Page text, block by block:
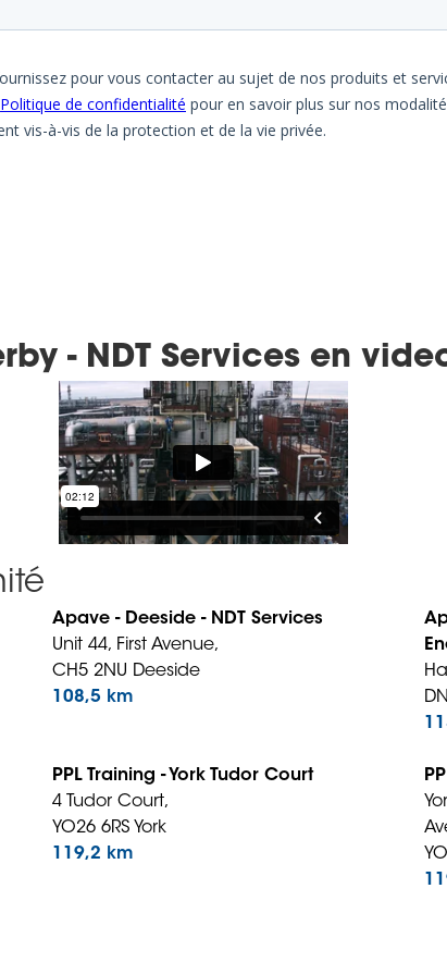
- NDT Services en
Apave - Deeside - NDT Services
Unit 44, First Avenue,
CH5 2NU Deeside
108,5 km
PPL Training - York Tudor Court
4 Tudor Court,
YO26 6RS York
119,2 km